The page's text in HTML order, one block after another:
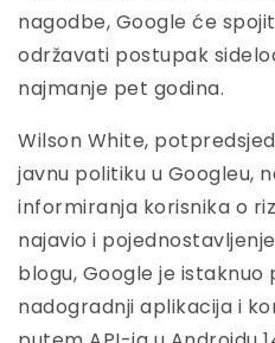
nagodbe, Google će
održavati postupak
najmanje pet godina.
Wilson White,
javnu politiku u Googleu,
informiranja korisnika o
najavio i
blogu, Google je istaknuo
nadogradnji aplikacija i